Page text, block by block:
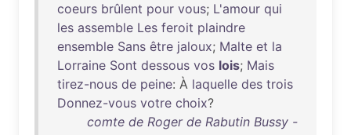
coeurs brûlent pour vous; L'amour qui
les assemble Les feroit plaindre
ensemble Sans être jaloux; Malte et la
Lorraine Sont dessous vos lois; Mais
tirez-nous de peine: À laquelle des trois
Donnez-vous votre choix?
comte de Roger de Rabutin Bussy -